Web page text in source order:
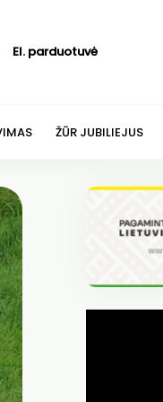
El. parduotuvė
ŽŪR JUBILIEJUS